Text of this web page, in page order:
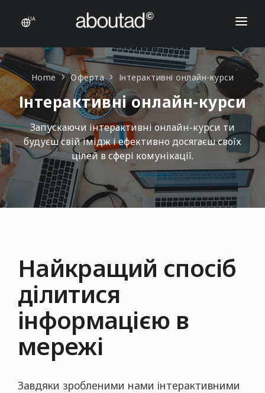
UA
ІНТЕРНЕТ-МАГАЗИНИ
E-COMMERCE
ОФЕРТА
ІНТЕРНЕТ-МАГАЗИНИ
Магазини Prestashop
Підтримка продажів в інтернет-магазинах
Товарні фіди
Картки товарів
Картки товарів
Підтримка продажів в інтернет-магазинах
Фотографії товару - Пакшоти
РЕШТА
Інтерактивні онлайн-курси
Дизайн упаковки - Packaging
КОНТАКТИ
НАПИШИ НАМ
Home Оферта Інтерактивні онлайн-курси
Інтерактивні онлайн-курси
Запускаючи інтерактивні онлайн-курси ти
будуєш свій імідж і ефективно досягаєш своїх
цілей в сфері комунікації.
Найкращий спосіб
ділитися
інформацією в
мережі
Завдяки зробленими нами інтерактивними